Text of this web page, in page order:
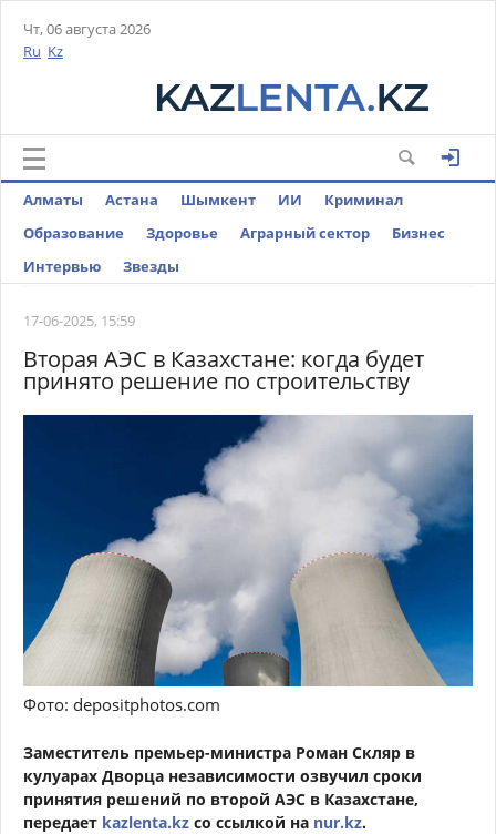
Чт, 06 августа 2026
Ru Kz
Алматы Астана Шымкент ИИ
Криминал
Образование
Здоровье Аграрный сектор
Бизнес
Интервью
Звезды
17-06-2025, 15:59
Вторая АЭС в Казахстане: когда будет
принято решение по строительству
Фото: depositphotos.com
Заместитель премьер-министра Роман Скляр в
кулуарах Дворца независимости озвучил сроки
принятия решений по второй АЭС в Казахстане,
передает kazlenta.kz со ссылкой на nur.kz.